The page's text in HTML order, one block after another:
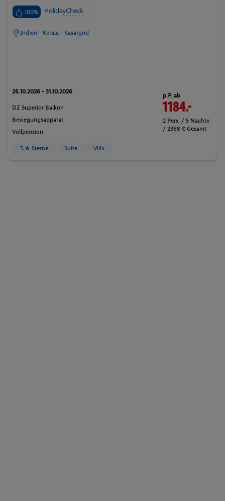
100%
Indien - Kerala - Kasargod
26.10.2026 - 31.10.2026
DZ Superior Balkon
Bewegungsapparat
Vollpension
p.P. ab
1184.-
2 Pers. / 5 Nächte
/ 2368 € Gesamt
5 ★ Sterne Suite Villa